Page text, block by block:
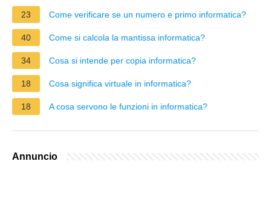
23 Come verificare se un numero e primo informatica?
40 Come si calcola la mantissa informatica?
34 Cosa si intende per copia informatica?
18 Cosa significa virtuale in informatica?
18 A cosa servono le funzioni in informatica?
Annuncio